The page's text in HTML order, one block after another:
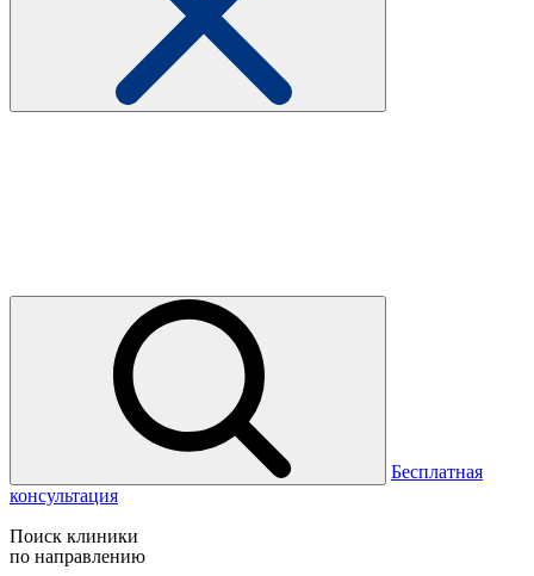
Бесплатная
консультация
Поиск клиники
по направлению